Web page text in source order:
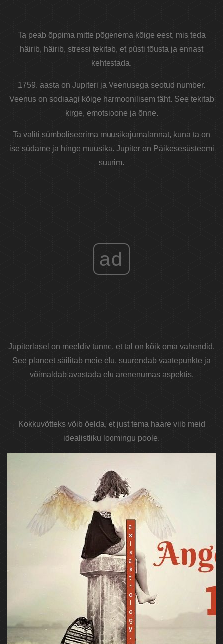
Ta peab õppima mitte põgenema kõige eest, mis teda
häirib, häirib, stressi tekitab, et püsti tõusta ja ennast
kehtestada.
1759. aasta on Jupiteri ja Veenusega seotud number.
Veenus on sodiaagi kõige harmoonilisem täht. See tekitab
kirge, emotsioone ja õnne.
Ta valiti sümboliseerima muusikajumalannat, kuna ta on
ise südame ja hinge muusika. Jupiter on Päikesesüsteemi
suurim.
ad
Jupiterlasel on meeldiv tunne, et tal on kõik oma vahendid.
See planeet säilitab meie elu, suurendab vaatepunkte ja
võimaldab avastada elu arenenumas aspektis.
Kokkuvõtteks võib öelda, et just tema haare viib meid
idealistliku loomingu poole.